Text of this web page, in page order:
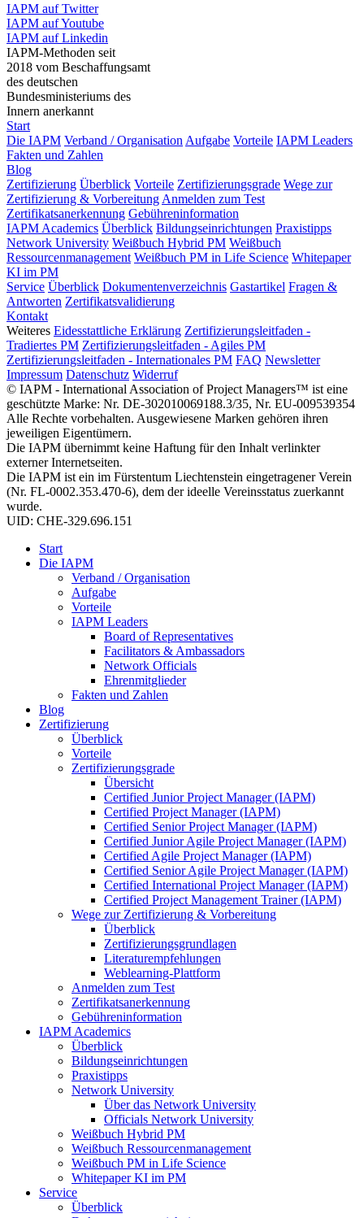
IAPM auf Twitter
IAPM auf Youtube
IAPM auf Linkedin
IAPM-Methoden seit
2018 vom Beschaffungsamt
des deutschen
Bundesministeriums des
Innern anerkannt
Start
Die IAPM Verband / Organisation Aufgabe Vorteile IAPM Leaders
Fakten und Zahlen
Blog
Zertifizierung Überblick Vorteile Zertifizierungsgrade Wege zur
Zertifizierung & Vorbereitung Anmelden zum Test
Zertifikatsanerkennung Gebühreninformation
IAPM Academics Überblick Bildungseinrichtungen Praxistipps
Network University Weißbuch Hybrid PM Weißbuch
Ressourcenmanagement Weißbuch PM in Life Science Whitepaper
KI im PM
Service Überblick Dokumentenverzeichnis Gastartikel Fragen &
Antworten Zertifikatsvalidierung
Kontakt
Weiteres Eidesstattliche Erklärung Zertifizierungsleitfaden -
Tradiertes PM Zertifizierungsleitfaden - Agiles PM
Zertifizierungsleitfaden - Internationales PM FAQ Newsletter
Impressum Datenschutz Widerruf
© IAPM - International Association of Project Managers™ ist eine
geschützte Marke: Nr. DE-302010069188.3/35, Nr. EU-009539354
Alle Rechte vorbehalten. Ausgewiesene Marken gehören ihren
jeweiligen Eigentümern.
Die IAPM übernimmt keine Haftung für den Inhalt verlinkter
externer Internetseiten.
Die IAPM ist ein im Fürstentum Liechtenstein eingetragener Verein
(Nr. FL-0002.353.470-6), dem der ideelle Vereinsstatus zuerkannt
wurde.
UID: CHE-329.696.151
Start
Die IAPM
Verband / Organisation
Aufgabe
Vorteile
IAPM Leaders
Board of Representatives
Facilitators & Ambassadors
Network Officials
Ehrenmitglieder
Fakten und Zahlen
Blog
Zertifizierung
Überblick
Vorteile
Zertifizierungsgrade
Übersicht
Certified Junior Project Manager (IAPM)
Certified Project Manager (IAPM)
Certified Senior Project Manager (IAPM)
Certified Junior Agile Project Manager (IAPM)
Certified Agile Project Manager (IAPM)
Certified Senior Agile Project Manager (IAPM)
Certified International Project Manager (IAPM)
Certified Project Management Trainer (IAPM)
Wege zur Zertifizierung & Vorbereitung
Überblick
Zertifizierungsgrundlagen
Literaturempfehlungen
Weblearning-Plattform
Anmelden zum Test
Zertifikatsanerkennung
Gebühreninformation
IAPM Academics
Überblick
Bildungseinrichtungen
Praxistipps
Network University
Über das Network University
Officials Network University
Weißbuch Hybrid PM
Weißbuch Ressourcenmanagement
Weißbuch PM in Life Science
Whitepaper KI im PM
Service
Überblick